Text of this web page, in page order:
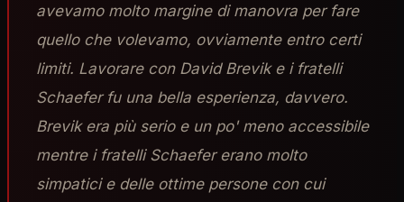
avevamo molto margine di manovra per fare
quello che volevamo, ovviamente entro certi
limiti. Lavorare con David Brevik e i fratelli
Schaefer fu una bella esperienza, davvero.
Brevik era più serio e un po' meno accessibile
mentre i fratelli Schaefer erano molto
simpatici e delle ottime persone con cui